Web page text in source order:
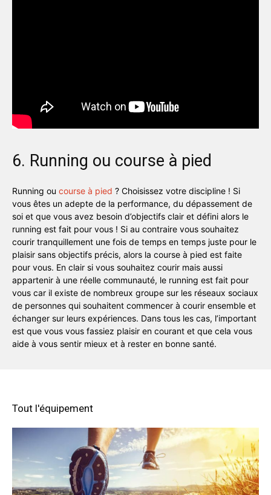
6. Running ou course à pied
Running ou course à pied ? Choisissez votre discipline ! Si
vous êtes un adepte de la performance, du dépassement de
soi et que vous avez besoin d’objectifs clair et défini alors le
running est fait pour vous ! Si au contraire vous souhaitez
courir tranquillement une fois de temps en temps juste pour le
plaisir sans objectifs précis, alors la course à pied est faite
pour vous. En clair si vous souhaitez courir mais aussi
appartenir à une réelle communauté, le running est fait pour
vous car il existe de nombreux groupe sur les réseaux sociaux
de personnes qui souhaitent commencer à courir ensemble et
échanger sur leurs expériences. Dans tous les cas, l’important
est que vous vous fassiez plaisir en courant et que cela vous
aide à vous sentir mieux et à rester en bonne santé.
Tout l'équipement